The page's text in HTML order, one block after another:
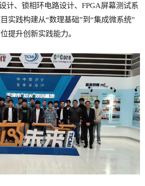
计、锁相环电路设计、FPGA屏幕测试系
实践构建从“数理基础”到“集成微系统”
提升创新实践能力。